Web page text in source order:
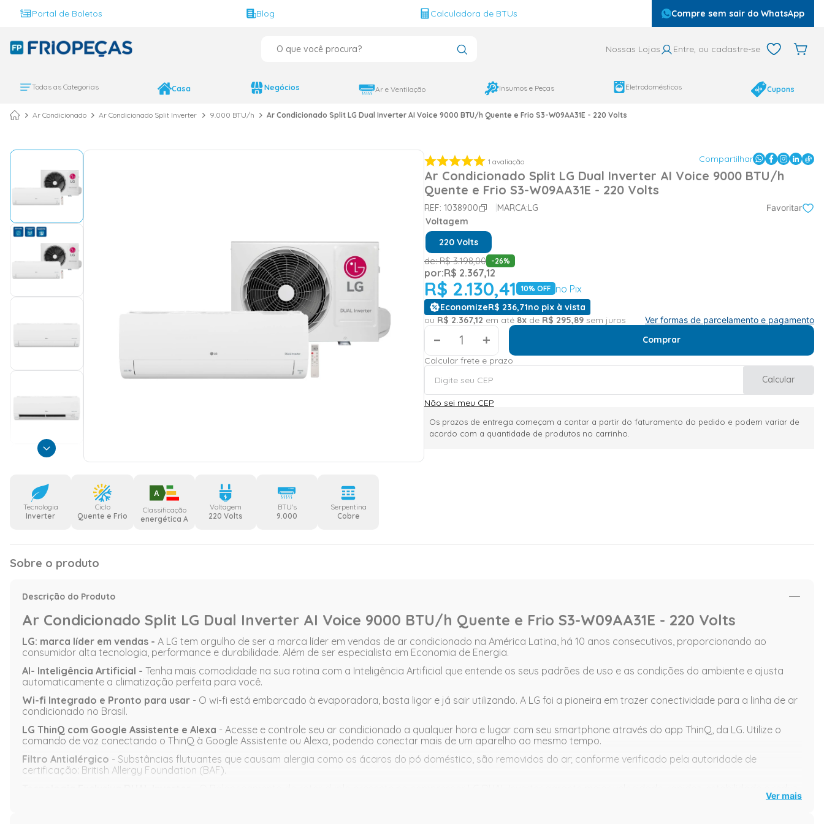
Portal de Boletos Blog Calculadora de BTUs Compre sem sair do WhatsApp
Nossas Lojas Entre, ou cadastre-se
Todas as Categorias Casa Negócios Ar e Ventilação Insumos e Peças Eletrodomésticos Cupons
Ar Condicionado Ar Condicionado Split Inverter 9.000 BTU/h Ar Condicionado Split LG Dual Inverter AI Voice 9000 BTU/h Quente e Frio S3-W09AA31E - 220 Volts
Tecnologia
Inverter
Ciclo
Quente e Frio
A
Classificação
energética A
Voltagem
220 Volts
BTU's
9.000
Serpentina
Cobre
1 avaliação Compartilhar
Ar Condicionado Split LG Dual Inverter AI Voice 9000 BTU/h
Quente e Frio S3-W09AA31E - 220 Volts
REF: 1038900 MARCA:LG Favoritar
Voltagem
220 Volts
de:R$ 3.198,00 -26%
por:R$ 2.367,12
R$ 2.130,41 10% OFF no Pix
EconomizeR$ 236,71no pix à vista
ou R$ 2.367,12 em até 8xde R$ 295,89sem juros Ver formas de parcelamento e pagamento
＋
Comprar
Calcular frete e prazo
Calcular
Não sei meu CEP
Os prazos de entrega começam a contar a partir do faturamento do pedido e podem variar de
acordo com a quantidade de produtos no carrinho.
Sobre o produto
Descrição do Produto
Ar Condicionado Split LG Dual Inverter AI Voice 9000 BTU/h Quente e Frio S3-W09AA31E - 220 Volts
LG: marca líder em vendas - A LG tem orgulho de ser a marca líder em vendas de ar condicionado na América Latina, há 10 anos consecutivos, proporcionando ao
consumidor alta tecnologia, performance e durabilidade. Além de ser especialista em Economia de Energia.
AI- Inteligência Artificial - Tenha mais comodidade na sua rotina com a Inteligência Artificial que entende os seus padrões de uso e as condições do ambiente e ajusta
automaticamente a climatização perfeita para você.
Wi-fi Integrado e Pronto para usar - O wi-fi está embarcado à evaporadora, basta ligar e já sair utilizando. A LG foi a pioneira em trazer conectividade para a linha de ar
condicionado no Brasil.
LG ThinQ com Google Assistente e Alexa - Acesse e controle seu ar condicionado a qualquer hora e lugar com seu smartphone através do app ThinQ, da LG. Utilize o
comando de voz conectando o ThinQ à Google Assistente ou Alexa, podendo conectar mais de um aparelho ao mesmo tempo.
Filtro Antialérgico - Substâncias flutuantes que causam alergia como os ácaros do pó doméstico, são removidos do ar; conforme verificado pela autoridade de
certificação: British Allergy Foundation (BAF).
Ver mais
ar condicionado 12000
bebedouro